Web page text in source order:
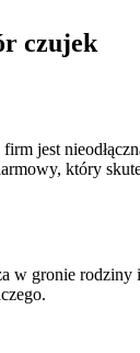
czujek
jest
który
w gronie rodziny